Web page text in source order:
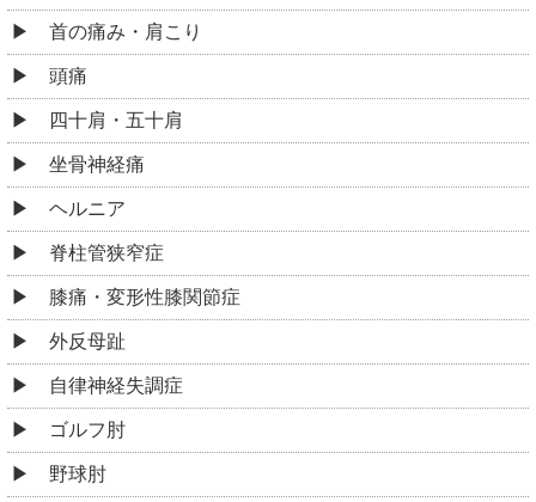
首の痛み・肩こり
頭痛
四十肩・五十肩
坐骨神経痛
ヘルニア
脊柱管狭窄症
膝痛・変形性膝関節症
外反母趾
自律神経失調症
ゴルフ肘
野球肘